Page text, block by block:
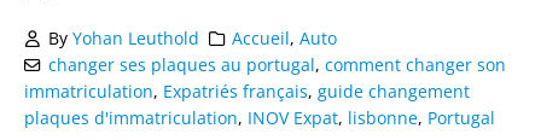
By Yohan Leuthold Accueil, Auto
changer ses plaques au portugal, comment changer son
immatriculation, Expatriés français, guide changement
plaques d'immatriculation, INOV Expat, lisbonne, Portugal